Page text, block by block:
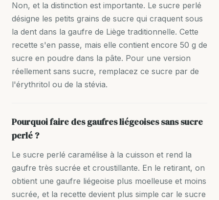
Non, et la distinction est importante. Le sucre perlé
désigne les petits grains de sucre qui craquent sous
la dent dans la gaufre de Liège traditionnelle. Cette
recette s'en passe, mais elle contient encore 50 g de
sucre en poudre dans la pâte. Pour une version
réellement sans sucre, remplacez ce sucre par de
l'érythritol ou de la stévia.
Pourquoi faire des gaufres liégeoises sans sucre
perlé ?
Le sucre perlé caramélise à la cuisson et rend la
gaufre très sucrée et croustillante. En le retirant, on
obtient une gaufre liégeoise plus moelleuse et moins
sucrée, et la recette devient plus simple car le sucre